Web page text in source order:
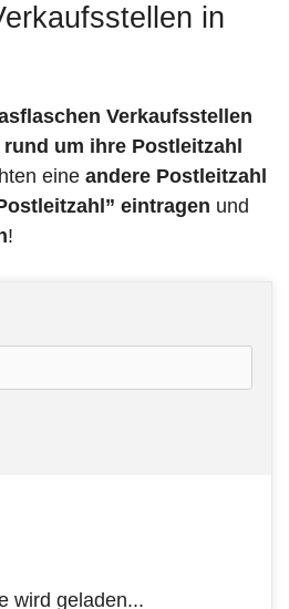
in
Verkaufsstellen
rund um ihre Postleitzahl
eine andere Postleitzahl
eintragen und
!
wird geladen...